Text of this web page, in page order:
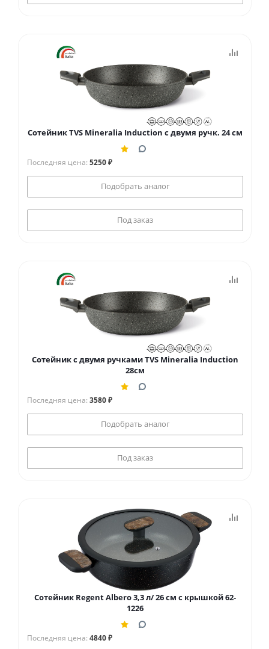
Сотейник TVS Mineralia Induction с двумя ручк. 24 см
Последняя цена: 5250 ₽
Подобрать аналог
Под заказ
Сотейник с двумя ручками TVS Mineralia Induction
28см
Последняя цена: 3580 ₽
Подобрать аналог
Под заказ
Сотейник Regent Albero 3,3 л/ 26 см с крышкой 62-
1226
Последняя цена: 4840 ₽